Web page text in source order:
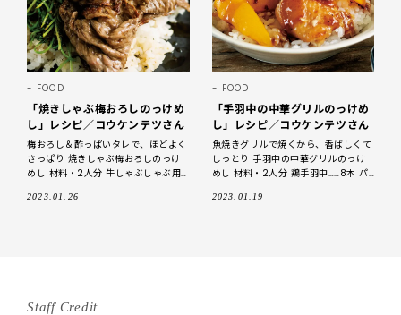
FOOD
「焼きしゃぶ梅おろしのっけめ
し」レシピ／コウケンテツさん
梅おろし＆酢っぱいタレで、ほどよく
さっぱり 焼きしゃぶ梅おろしのっけ
めし 材料・2人分 牛しゃぶしゃぶ用
2023.01.26
FOOD
「手羽中の中華グリルのっけめ
し」レシピ／コウケンテツさん
魚焼きグリルで焼くから、香ばしくて
しっとり 手羽中の中華グリルのっけ
めし 材料・2人分 鶏手羽中……8本 パ
2023.01.19
Staff Credit